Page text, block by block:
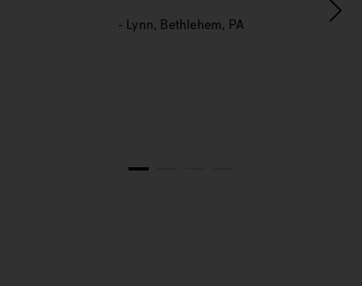
- Lynn, Bethlehem, PA
1